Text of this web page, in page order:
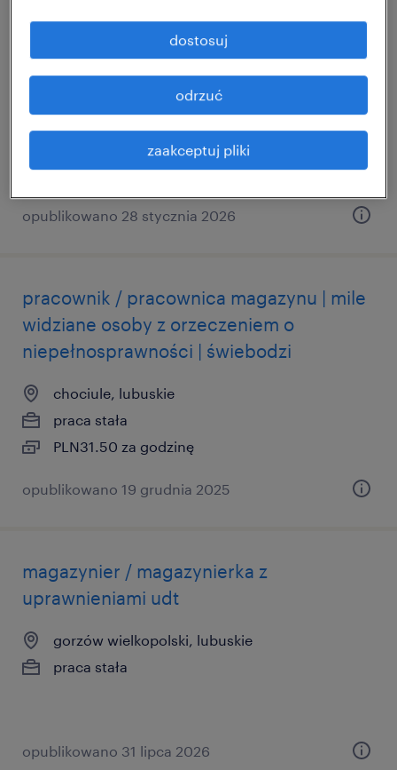
pracownik magazynu/pracownica
magazynu
sulechów, lubuskie
praca tymczasowa
opublikowano 28 stycznia 2026
pracownik / pracownica magazynu | mile
widziane osoby z orzeczeniem o
niepełnosprawności | świebodzi
chociule, lubuskie
praca stała
PLN31.50 za godzinę
opublikowano 19 grudnia 2025
magazynier / magazynierka z
uprawnieniami udt
gorzów wielkopolski, lubuskie
praca stała
opublikowano 31 lipca 2026
zaakceptuj pliki
odrzuć
dostosuj